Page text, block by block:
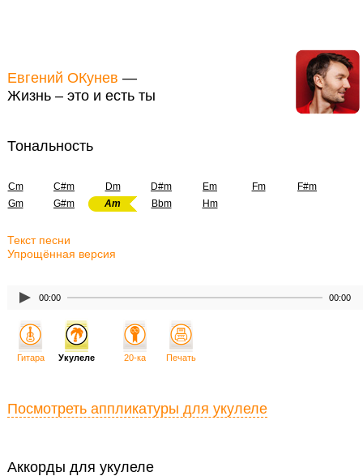
Евгений ОКунев —
Жизнь – это и есть ты
Тональность
Cm C#m Dm D#m Em Fm
F#m
Gm
G#m Am Bbm Hm
Текст песни
Упрощённая версия
00:00 00:00
Аккорды для укулеле
Гитара Укулеле 20-ка Печать
Посмотреть аппликатуры для укулеле